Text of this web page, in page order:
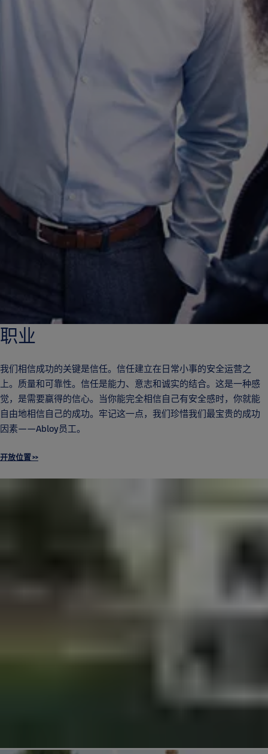
职业
我们相信成功的关键是信任。信任建立在日常小事的安全运营之
上。质量和可靠性。信任是能力、意志和诚实的结合。这是一种感
觉，是需要赢得的信心。当你能完全相信自己有安全感时，你就能
自由地相信自己的成功。牢记这一点，我们珍惜我们最宝贵的成功
因素——Abloy员工。
开放位置 >>